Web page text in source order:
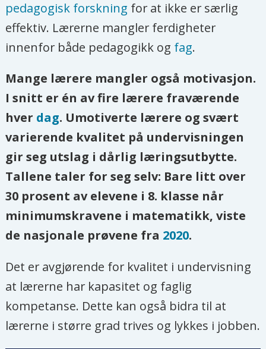
pedagogisk forskning for at ikke er særlig
effektiv. Lærerne mangler ferdigheter
innenfor både pedagogikk og fag.
Mange lærere mangler også motivasjon.
I snitt er én av fire lærere fraværende
hver dag. Umotiverte lærere og svært
varierende kvalitet på undervisningen
gir seg utslag i dårlig læringsutbytte.
Tallene taler for seg selv: Bare litt over
30 prosent av elevene i 8. klasse når
minimumskravene i matematikk, viste
de nasjonale prøvene fra 2020.
Det er avgjørende for kvalitet i undervisning
at lærerne har kapasitet og faglig
kompetanse. Dette kan også bidra til at
lærerne i større grad trives og lykkes i jobben.